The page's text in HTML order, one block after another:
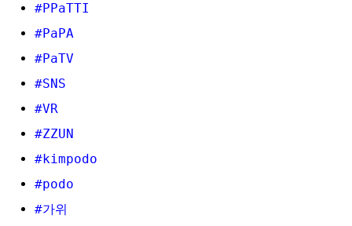
#PPaTTI
#PaPA
#PaTV
#SNS
#VR
#ZZUN
#kimpodo
#podo
#가위